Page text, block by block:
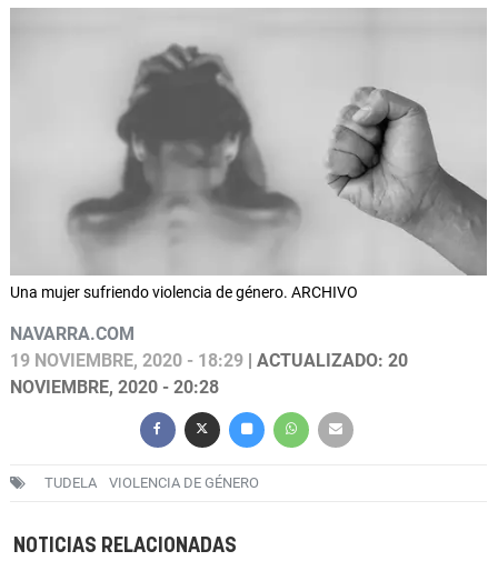
Una mujer sufriendo violencia de género. ARCHIVO
NAVARRA.COM
19 NOVIEMBRE, 2020 - 18:29 | ACTUALIZADO: 20
NOVIEMBRE, 2020 - 20:28
TUDELA VIOLENCIA DE GÉNERO
NOTICIAS RELACIONADAS